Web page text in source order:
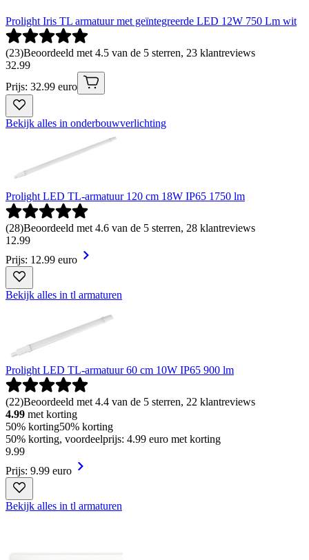
Prolight Iris TL armatuur met geïntegreerde LED 12W 750 Lm wit
(23)Beoordeeld met 4.5 van de 5 sterren, 23 klantreviews
32.99
Prijs: 32.99 euro
Bekijk alles in onderbouwverlichting
Prolight LED TL-armatuur 120 cm 18W IP65 1750 lm
(28)Beoordeeld met 4.6 van de 5 sterren, 28 klantreviews
12.99
Prijs: 12.99 euro
Bekijk alles in tl armaturen
Prolight LED TL-armatuur 60 cm 10W IP65 900 lm
(22)Beoordeeld met 4.4 van de 5 sterren, 22 klantreviews
4.99 met korting
50% korting50% korting
50% korting, voordeelprijs: 4.99 euro met korting
9.99
Prijs: 9.99 euro
Bekijk alles in tl armaturen